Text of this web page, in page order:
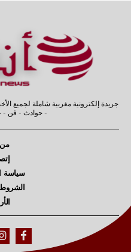
جريدة إلكترونية مغربية شاملة لجميع
- حوادث - فن -
سياسة
الشروط